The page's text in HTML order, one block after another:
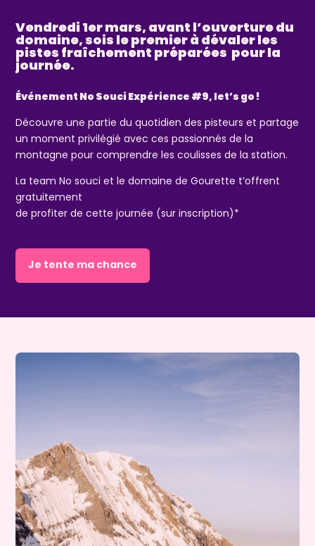
Vendredi 1er mars, avant l’ouverture du
domaine, sois le premier à dévaler les
pistes fraîchement préparées pour la
journée.
Événement No Souci Expérience #9, let’s go !
Découvre une partie du quotidien des pisteurs et partage
un moment privilégié avec ces passionnés de la
montagne pour comprendre les coulisses de la station.
La team No souci et le domaine de Gourette t’offrent
gratuitement
de profiter de cette journée (sur inscription)*
Je tente ma chance